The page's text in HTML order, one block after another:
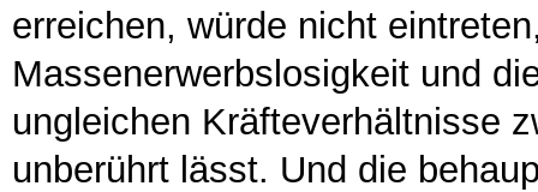
erreichen, würde nicht
Massenerwerbslosigkeit und
ungleichen Kräfteverhältnisse
unberührt lässt. Und die